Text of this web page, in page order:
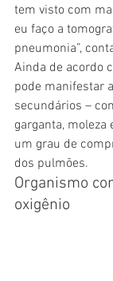
tem visto com
eu faço a
pneumonia”,
Ainda de acordo
pode manifestar
secundários –
garganta, moleza
um grau de
dos pulmões.
Organismo
oxigênio